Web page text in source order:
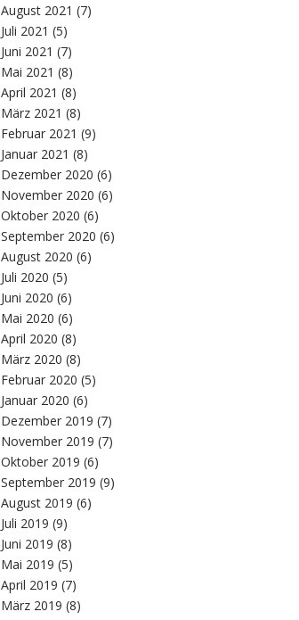
August 2021 (7)
Juli 2021 (5)
Juni 2021 (7)
Mai 2021 (8)
April 2021 (8)
März 2021 (8)
Februar 2021 (9)
Januar 2021 (8)
Dezember 2020 (6)
November 2020 (6)
Oktober 2020 (6)
September 2020 (6)
August 2020 (6)
Juli 2020 (5)
Juni 2020 (6)
Mai 2020 (6)
April 2020 (8)
März 2020 (8)
Februar 2020 (5)
Januar 2020 (6)
Dezember 2019 (7)
November 2019 (7)
Oktober 2019 (6)
September 2019 (9)
August 2019 (6)
Juli 2019 (9)
Juni 2019 (8)
Mai 2019 (5)
April 2019 (7)
März 2019 (8)